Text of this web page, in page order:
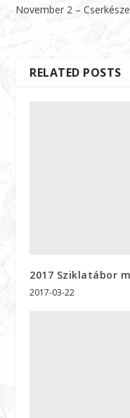
November 2 –
RELATED POSTS
2017 Sziklatábor
2017-03-22